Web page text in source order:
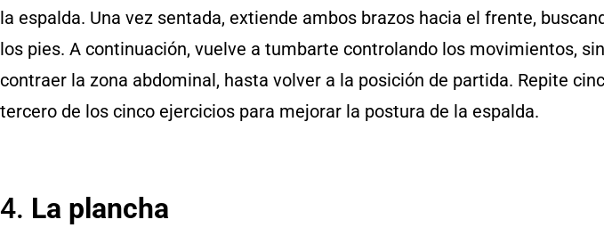
la espalda. Una vez sentada, extiende ambos brazos hacia el frente,
los pies. A continuación, vuelve a tumbarte controlando los movimientos,
contraer la zona abdominal, hasta volver a la posición de partida. Repite
tercero de los cinco ejercicios para mejorar la postura de la espalda.
4. La plancha